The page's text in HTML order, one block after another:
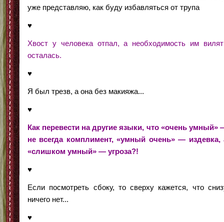
уже представляю, как буду избавляться от трупа
♥
Хвост у человека отпал, а необходимость им
осталась.
♥
Я был трезв, а она без макияжа...
♥
Как перевести на другие языки, что «очень умный»
не всегда комплимент, «умный очень» — издевка,
«слишком умный» — угроза?!
♥
Если посмотреть сбоку, то сверху кажется, что
ничего нет...
♥